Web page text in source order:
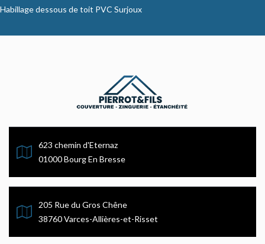
Habillage dessous de toit PVC Surjoux
623 chemin d'Eternaz
01000 Bourg En Bresse
205 Rue du Gros Chêne
38760 Varces-Allières-et-Risset